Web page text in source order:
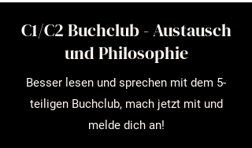
C1/C2 Buchclub - Austausch
und Philosophie
Besser lesen und sprechen mit dem 5-
teiligen Buchclub, mach jetzt mit und
melde dich an!